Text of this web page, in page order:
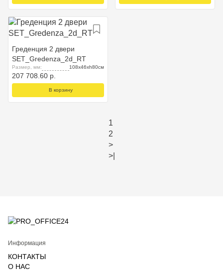
Греденция 2 двери
SET_Gredenza_2d_RT
Размер, мм: 108x46xh80см
207 708.60 р.
В корзину
1
2
>
>|
Информация
КОНТАКТЫ
О НАС